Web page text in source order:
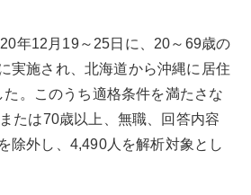
年12月19～25日に、20～69歳の
実施され、北海道から沖縄に居住
。このうち適格条件を満たさな
たは70歳以上、無職、回答内容
除外し、4,490人を解析対象とし